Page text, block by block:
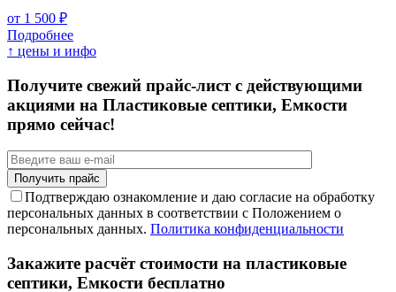
от 1 500 ₽
Подробнее
↑ цены и инфо
Получите свежий прайс-лист с действующими
акциями на Пластиковые септики, Емкости
прямо сейчас!
Подтверждаю ознакомление и даю согласие на обработку
персональных данных в соответствии с Положением о
персональных данных. Политика конфиденциальности
Закажите расчёт стоимости на пластиковые
септики, Емкости бесплатно